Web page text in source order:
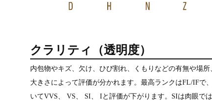
クラリティ（透明度）
内包物やキズ、欠け、ひび割れ、くもりなどの有無や場所
大きさによって評価が分かれます。最高ランクはFL/IFで
いてVVS、 VS、 SI、 Iと評価が下がります。SIは肉眼で